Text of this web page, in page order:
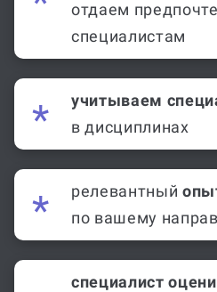
отдаем
специалистам
учитываем
в дисциплинах
релевантный
по вашему
специалист